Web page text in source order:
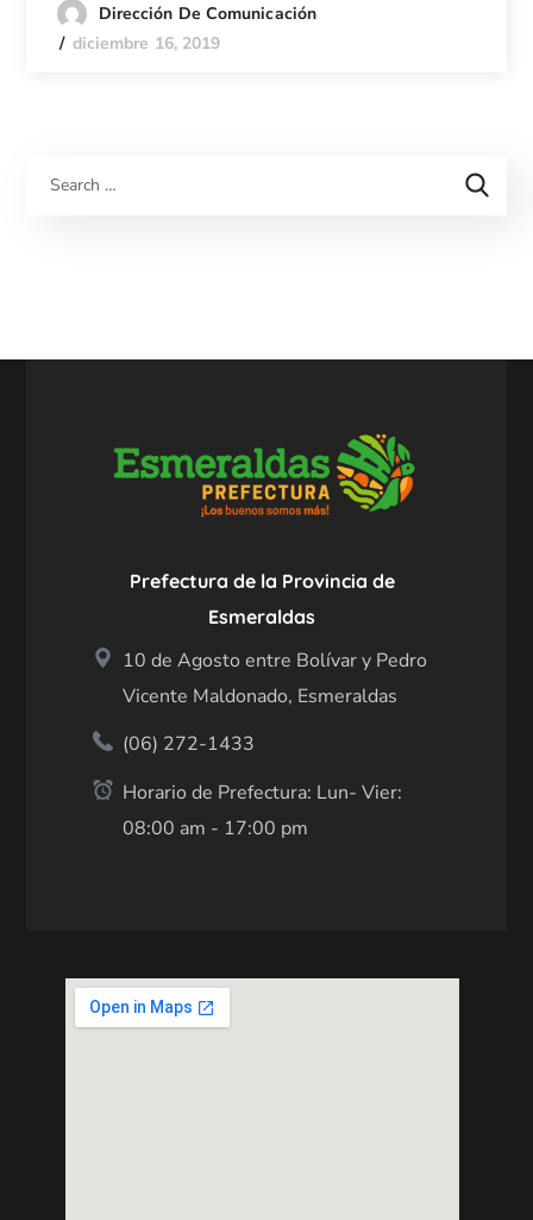
Dirección De Comunicación
diciembre 16, 2019
Prefectura de la Provincia de
Esmeraldas
10 de Agosto entre Bolívar y Pedro
Vicente Maldonado, Esmeraldas
(06) 272-1433
Horario de Prefectura: Lun- Vier:
08:00 am - 17:00 pm